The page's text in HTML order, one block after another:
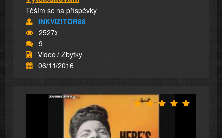
Těším se na příspěvky
INKVIZITOR88
2527x
9
Video / Zbytky
06/11/2016